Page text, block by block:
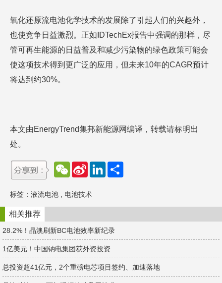
氧化还原流电池化学技术的发展除了引起人们的兴趣外，
也使竞争日益激烈。正如IDTechEx报告中强调的那样，尽
管可再生能源的日益普及和减少污染物的绿色政策可能会
使这项技术得到更广泛的应用，但未来10年的CAGR预计
将达到约30%。
本文由EnergyTrend集邦新能源网编译，转载请标明出
处。
W
e
a
t
S
a
W
e
b
o
L
d
n
标签： 液流电池 电池技术
相关推荐
28.2%！晶澳刷新BC电池效率新纪录
1亿美元！中国钠电集团获外资投资
总投资超41亿元，2个重磅电芯项目签约、加速落地